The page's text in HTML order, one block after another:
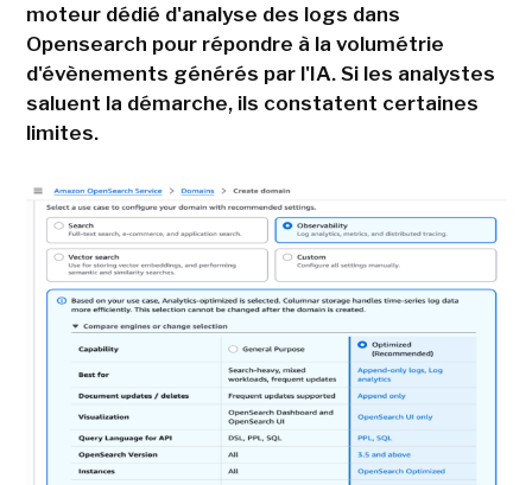
moteur dédié d'analyse des logs dans
Opensearch pour répondre à la volumétrie
d'évènements générés par l'IA. Si les analystes
saluent la démarche, ils constatent certaines
limites.